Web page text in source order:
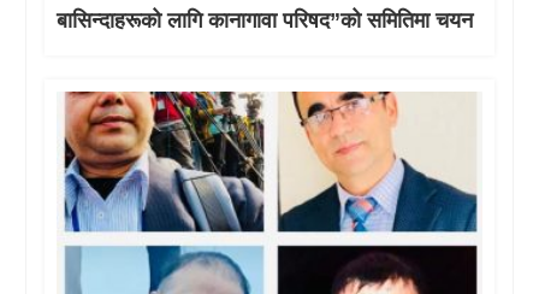
बासिन्दाहरूको लागि कानागावा परिषद”को समितिमा चयन